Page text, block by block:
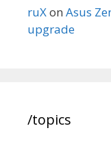
ruXon Asus
upgrade
/topics